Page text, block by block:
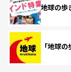
地球の歩
「地球